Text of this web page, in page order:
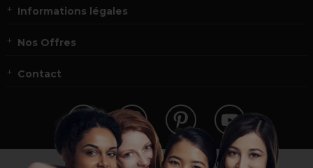
Informations légales
Nos Offres
Contact
Vous n’êtes pas un professionnel ?